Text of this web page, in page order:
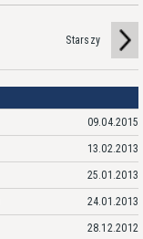
Starszy
09.04.2015
13.02.2013
25.01.2013
24.01.2013
28.12.2012